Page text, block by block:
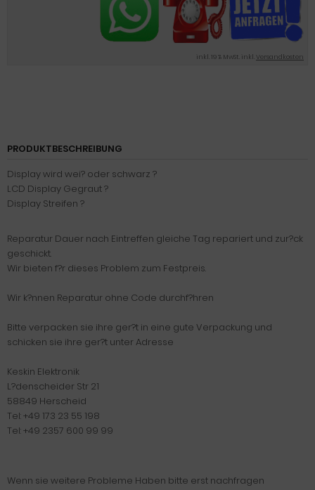
inkl. 19 % MwSt. inkl.Versandkosten
PRODUKTBESCHREIBUNG
Display wird wei? oder schwarz ?
LCD Display Gegraut ?
Display Streifen ?
Reparatur Dauer nach Eintreffen gleiche Tag repariert und zur?ck
geschickt.
Wir bieten f?r dieses Problem zum Festpreis.
Wir k?nnen Reparatur ohne Code durchf?hren
Bitte verpacken sie ihre ger?t in eine gute Verpackung und
schicken sie ihre ger?t unter Adresse
Keskin Elektronik
L?denscheider Str 21
58849 Herscheid
Tel: +49 173 23 55 198
Tel: +49 2357 600 99 99
Wenn sie weitere Probleme Haben bitte erst nachfragen